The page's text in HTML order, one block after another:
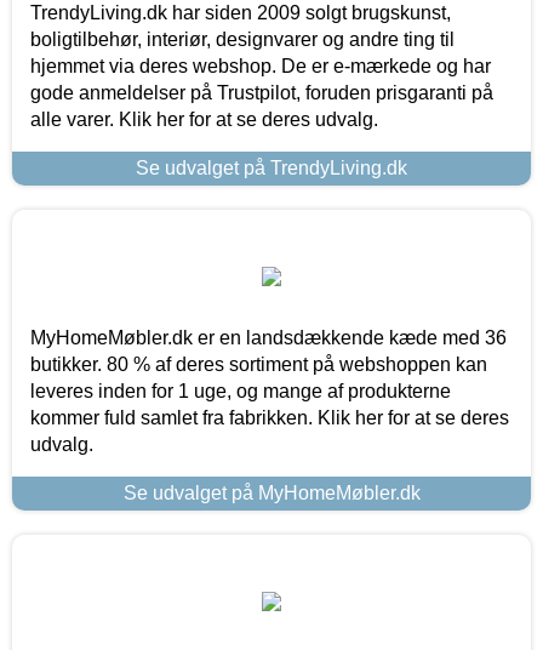
TrendyLiving.dk har siden 2009 solgt brugskunst,
boligtilbehør, interiør, designvarer og andre ting til
hjemmet via deres webshop. De er e-mærkede og har
gode anmeldelser på Trustpilot, foruden prisgaranti på
alle varer. Klik her for at se deres udvalg.
Se udvalget på TrendyLiving.dk
MyHomeMøbler.dk er en landsdækkende kæde med 36
butikker. 80 % af deres sortiment på webshoppen kan
leveres inden for 1 uge, og mange af produkterne
kommer fuld samlet fra fabrikken. Klik her for at se deres
udvalg.
Se udvalget på MyHomeMøbler.dk